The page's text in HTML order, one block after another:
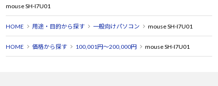
mouse SH-I7U01
HOME 用途・目的から探す 一般向けパソコン mouse SH-I7U01
HOME 価格から探す 100,001円～200,000円 mouse SH-I7U01